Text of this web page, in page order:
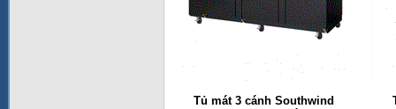
Tủ mát 3 cánh Southwind